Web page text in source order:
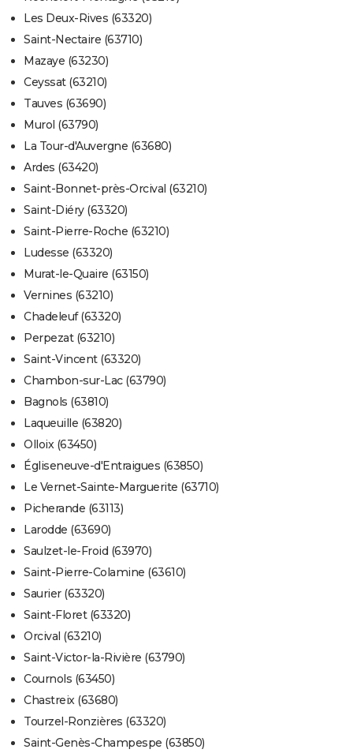
Les Deux-Rives (63320)
Saint-Nectaire (63710)
Mazaye (63230)
Ceyssat (63210)
Tauves (63690)
Murol (63790)
La Tour-d'Auvergne (63680)
Ardes (63420)
Saint-Bonnet-près-Orcival (63210)
Saint-Diéry (63320)
Saint-Pierre-Roche (63210)
Ludesse (63320)
Murat-le-Quaire (63150)
Vernines (63210)
Chadeleuf (63320)
Perpezat (63210)
Saint-Vincent (63320)
Chambon-sur-Lac (63790)
Bagnols (63810)
Laqueuille (63820)
Olloix (63450)
Égliseneuve-d'Entraigues (63850)
Le Vernet-Sainte-Marguerite (63710)
Picherande (63113)
Larodde (63690)
Saulzet-le-Froid (63970)
Saint-Pierre-Colamine (63610)
Saurier (63320)
Saint-Floret (63320)
Orcival (63210)
Saint-Victor-la-Rivière (63790)
Cournols (63450)
Chastreix (63680)
Tourzel-Ronzières (63320)
Saint-Genès-Champespe (63850)